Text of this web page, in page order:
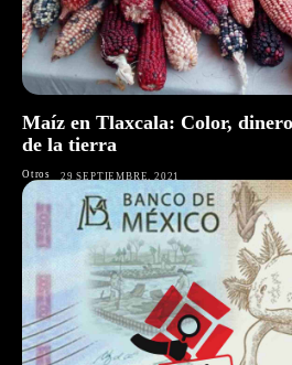
Maíz en Tlaxcala: Color,
de la tierra
Otros 29 SEPTIEMBRE, 2021